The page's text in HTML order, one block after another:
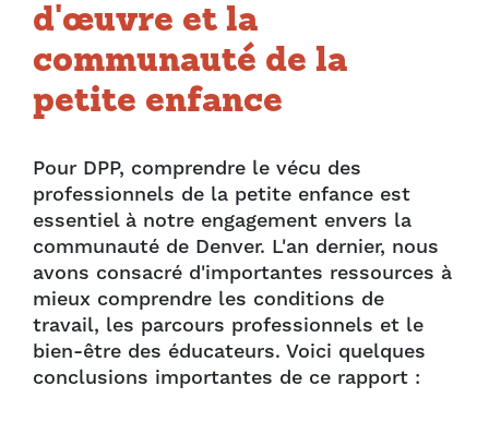
d'œuvre et la
communauté de la
petite enfance
Pour DPP, comprendre le vécu des
professionnels de la petite enfance est
essentiel à notre engagement envers la
communauté de Denver. L'an dernier, nous
avons consacré d'importantes ressources à
mieux comprendre les conditions de
travail, les parcours professionnels et le
bien-être des éducateurs. Voici quelques
conclusions importantes de ce rapport :